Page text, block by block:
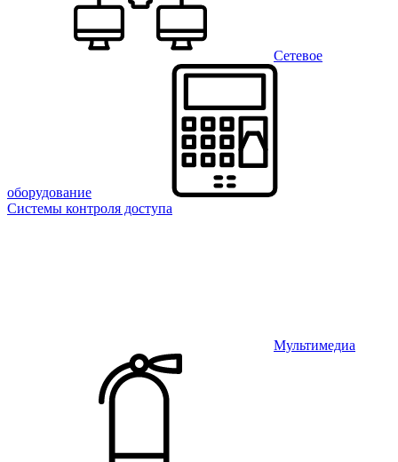
Сетевое
оборудование
Системы контроля доступа
Мультимедиа